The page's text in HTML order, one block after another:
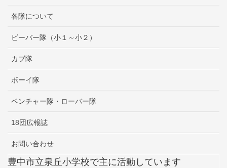
各隊について
ビーバー隊（小１～小２）
カブ隊
ボーイ隊
ベンチャー隊・ローバー隊
18団広報誌
お問い合わせ
豊中市立泉丘小学校で主に活動しています